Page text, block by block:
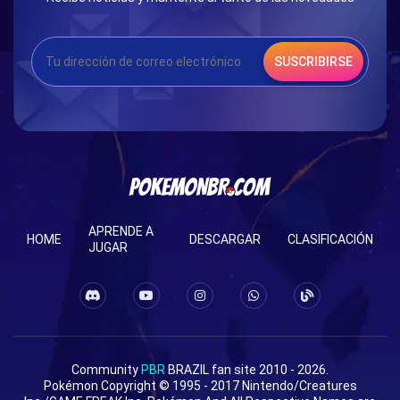
SUSCRIBIRSE
HOME
APRENDE A
JUGAR
DESCARGAR CLASIFICACIÓN
Community PBR BRAZIL fan site 2010 - 2026.
Pokémon Copyright © 1995 - 2017 Nintendo/Creatures